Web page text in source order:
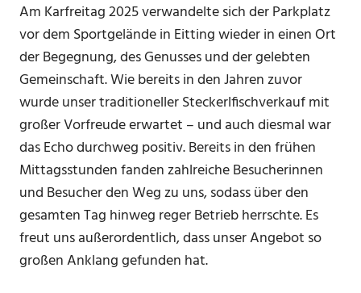
Am Karfreitag 2025 verwandelte sich der Parkplatz
vor dem Sportgelände in Eitting wieder in einen Ort
der Begegnung, des Genusses und der gelebten
Gemeinschaft. Wie bereits in den Jahren zuvor
wurde unser traditioneller Steckerlfischverkauf mit
großer Vorfreude erwartet – und auch diesmal war
das Echo durchweg positiv. Bereits in den frühen
Mittagsstunden fanden zahlreiche Besucherinnen
und Besucher den Weg zu uns, sodass über den
gesamten Tag hinweg reger Betrieb herrschte. Es
freut uns außerordentlich, dass unser Angebot so
großen Anklang gefunden hat.